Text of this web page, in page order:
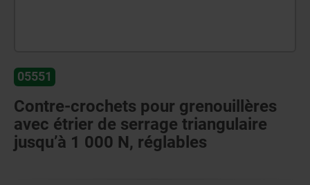
05551
Contre-crochets pour grenouillères
avec étrier de serrage triangulaire
jusqu’à 1 000 N, réglables